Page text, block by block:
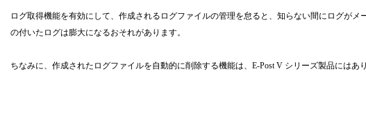
ログ取得機能を有効にして、作成されるログファイルの管理を怠ると、知らない間にログが
の付いたログは膨大になるおそれがあります。
ちなみに、作成されたログファイルを自動的に削除する機能は、E-Post V シリーズ製品にはあり